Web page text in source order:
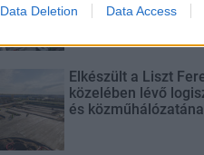
Data Deletion Data Access
árnyékában?
Elkészült a Liszt
közelében lévő
és